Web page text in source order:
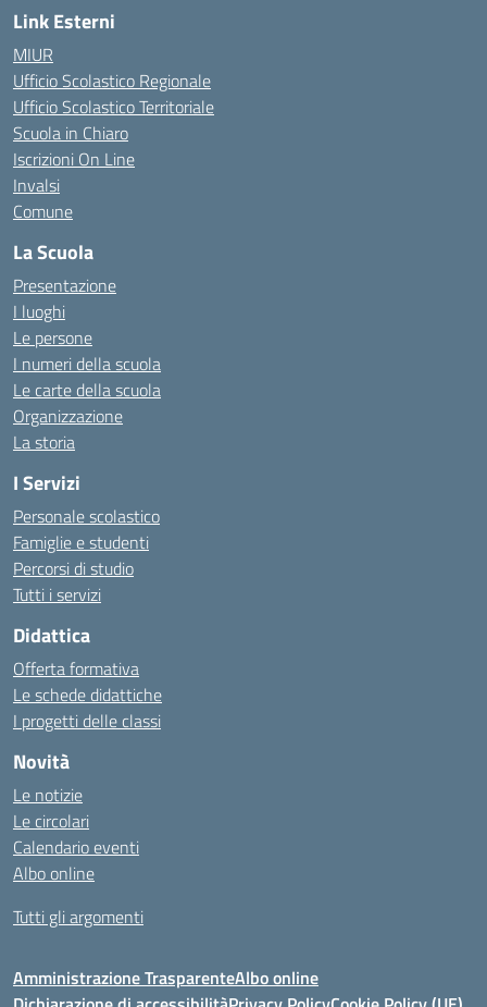
Link Esterni
MIUR
Ufficio Scolastico Regionale
Ufficio Scolastico Territoriale
Scuola in Chiaro
Iscrizioni On Line
Invalsi
Comune
La Scuola
Presentazione
I luoghi
Le persone
I numeri della scuola
Le carte della scuola
Organizzazione
La storia
I Servizi
Personale scolastico
Famiglie e studenti
Percorsi di studio
Tutti i servizi
Didattica
Offerta formativa
Le schede didattiche
I progetti delle classi
Novità
Le notizie
Le circolari
Calendario eventi
Albo online
Tutti gli argomenti
Amministrazione TrasparenteAlbo online